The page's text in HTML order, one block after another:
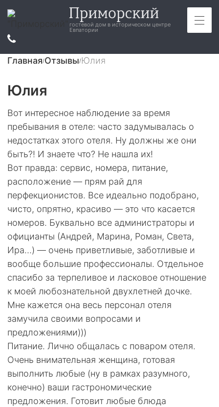
гостевой дом в историческом центре
Евпатории
Главная/Отзывы/Юлия
Юлия
Вот интересное наблюдение за время
пребывания в отеле: часто задумывалась о
недостатках этого отеля. Ну должны же они
быть?! И знаете что? Не нашла их!
Вот правда: сервис, номера, питание,
расположение — прям рай для
перфекционистов. Все идеально подобрано,
чисто, опрятно, красиво — это что касается
номеров. Буквально все администраторы и
официанты (Андрей, Марина, Роман, Света,
Ира…) — очень приветливые, заботливые и
вообще большие профессионалы. Отдельное
спасибо за терпеливое и ласковое отношение
к моей любознательной двухлетней дочке.
Мне кажется она весь персонал отеля
замучила своими вопросами и
предложениями)))
Питание. Лично общалась с поваром отеля.
Очень внимательная женщина, готовая
выполнить любые (ну в рамках разумного,
конечно) ваши гастрономические
предложения. Готовит любые блюда